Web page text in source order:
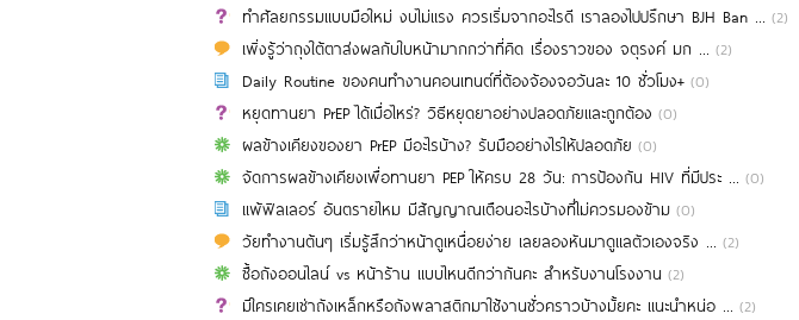
ทำศัลยกรรมแบบมือใหม่ งบไม่แรง ควรเริ่มจากอะไรดี เราลองไปปรึกษา BJH Ban ... (2)
เพิ่งรู้ว่าถุงใต้ตาส่งผลกับใบหน้ามากกว่าที่คิด เรื่องราวของ จตุรงค์ มก ... (2)
Daily Routine ของคนทำงานคอนเทนต์ที่ต้องจ้องจอวันละ 10 ชั่วโมง+ (0)
หยุดทานยา PrEP ได้เมื่อไหร่? วิธีหยุดยาอย่างปลอดภัยและถูกต้อง (0)
ผลข้างเคียงของยา PrEP มีอะไรบ้าง? รับมืออย่างไรให้ปลอดภัย (0)
จัดการผลข้างเคียงเพื่อทานยา PEP ให้ครบ 28 วัน: การป้องกัน HIV ที่มีประ ... (0)
แพ้ฟิลเลอร์ อันตรายไหม มีสัญญาณเตือนอะไรบ้างที่ไม่ควรมองข้าม (0)
วัยทำงานต้นๆ เริ่มรู้สึกว่าหน้าดูเหนื่อยง่าย เลยลองหันมาดูแลตัวเองจริง ... (2)
ซื้อถังออนไลน์ vs หน้าร้าน แบบไหนดีกว่ากันคะ สำหรับงานโรงงาน (2)
มีใครเคยเช่าถังเหล็กหรือถังพลาสติกมาใช้งานชั่วคราวบ้างมั้ยคะ แนะนำหน่อ ... (2)